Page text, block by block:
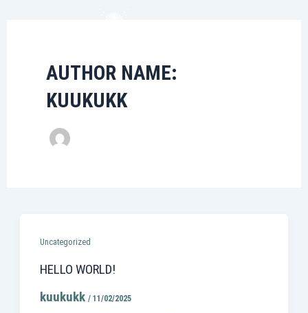
AUTHOR NAME:
KUUKUKK
Uncategorized
HELLO WORLD!
kuukukk / 11/02/2025